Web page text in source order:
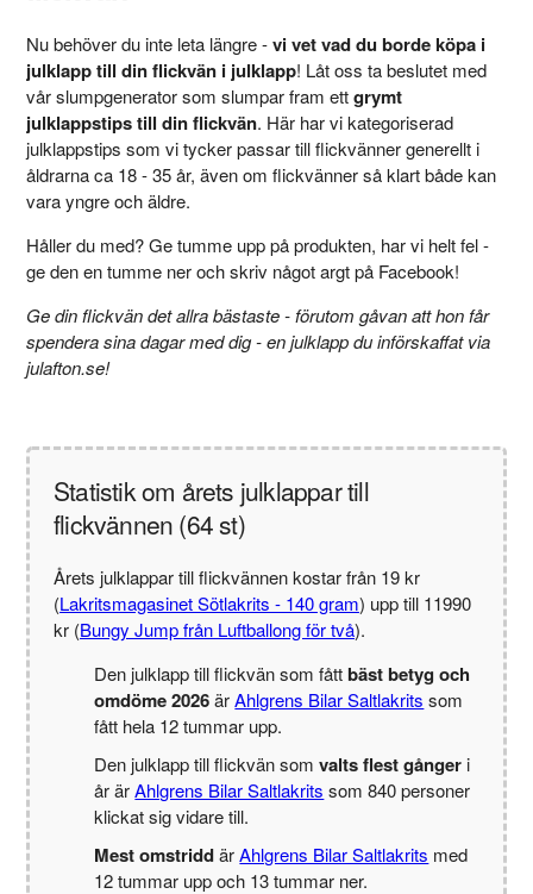
Nu behöver du inte leta längre -vi vet vad du borde köpa i
julklapp till din flickvän i julklapp! Låt oss ta beslutet med
vår slumpgenerator som slumpar fram ettgrymt
julklappstips till din flickvän. Här har vi kategoriserad
julklappstips som vi tycker passar till flickvänner generellt i
åldrarna ca 18 - 35 år, även om flickvänner så klart både kan
vara yngre och äldre.
Håller du med? Ge tumme upp på produkten, har vi helt fel -
ge den en tumme ner och skriv något argt på Facebook!
Ge din flickvän det allra bästaste - förutom gåvan att hon får
spendera sina dagar med dig - en julklapp du införskaffat via
julafton.se!
Statistik om årets julklappar till
flickvännen (64 st)
Årets julklappar till flickvännen kostar från 19 kr
(Lakritsmagasinet Sötlakrits - 140 gram) upp till 11990
kr (Bungy Jump från Luftballong för två).
Den julklapp till flickvän som fåttbäst betyg och
omdöme 2026ärAhlgrens Bilar Saltlakrits som
fått hela 12 tummar upp.
Den julklapp till flickvän somvalts flest gångeri
år ärAhlgrens Bilar Saltlakrits som 840 personer
klickat sig vidare till.
Mest omstriddärAhlgrens Bilar Saltlakrits med
12 tummar upp och 13 tummar ner.